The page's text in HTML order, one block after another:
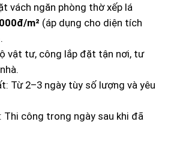
vách ngăn phòng thờ xếp lá
m² (áp dụng cho diện tích
vật tư, công lắp đặt tận nơi, tư
Từ 2–3 ngày tùy số lượng và yêu
Thi công trong ngày sau khi đã